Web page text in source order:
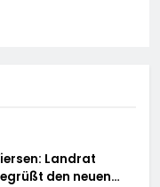
Landrat
den neuen